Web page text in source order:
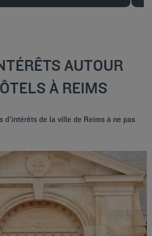
AUTOUR
À REIMS
d'intérêts de la ville de Reims à ne pas